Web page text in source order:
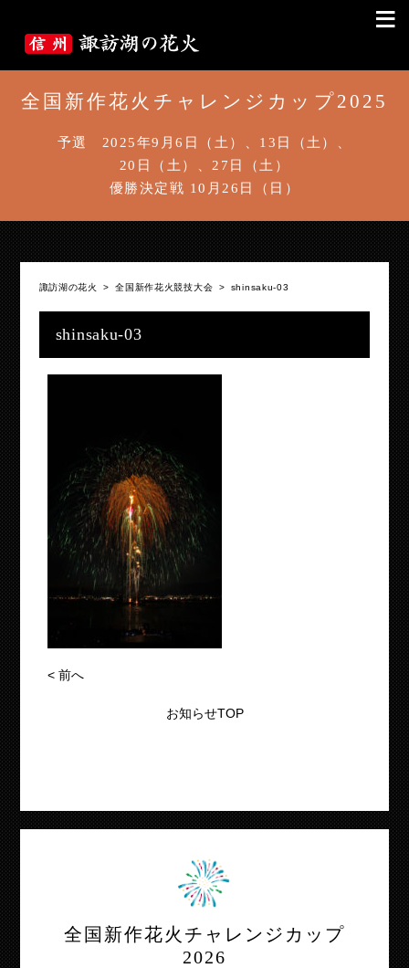
≡
全国新作花火チャレンジカップ2025
予選 2025年9月6日（土）、13日（土）、
20日（土）、27日（土）
優勝決定戦 10月26日（日）
諏訪湖の花火 >全国新作花火競技大会 > shinsaku-03
shinsaku-03
<前へ
お知らせTOP
全国新作花火チャレンジカップ
2026